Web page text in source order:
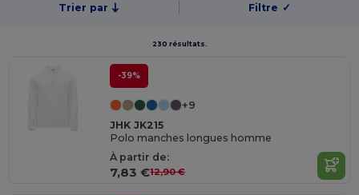
Trier par Filtre ✓
230 résultats.
-39%
+9
JHK JK215
Polo manches longues homme
À partir de:
7,83 €12,90 €